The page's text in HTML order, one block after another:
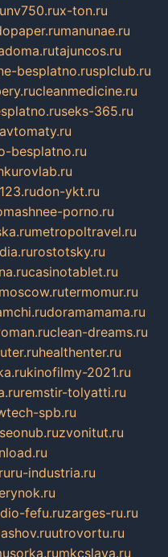
nv750.rux-ton.ru
manunae.ru
tajuncos.ru
besplatno.rusplclub.ru
cleanmedicine.ru
seks-365.ru
besplatno.ru
don-ykt.ru
porno.ru
metropoltravel.ru
rostotsky.ru
casinotablet.ru
termomur.ru
doramamama.ru
clean-dreams.ru
healthenter.ru
kinofilmy-2021.ru
remstir-tolyatti.ru
spb.ru
seonub.ruzvonitut.ru
ru-industria.ru
fefu.ruzarges-ru.ru
utrovortu.ru
mkcslava.ru